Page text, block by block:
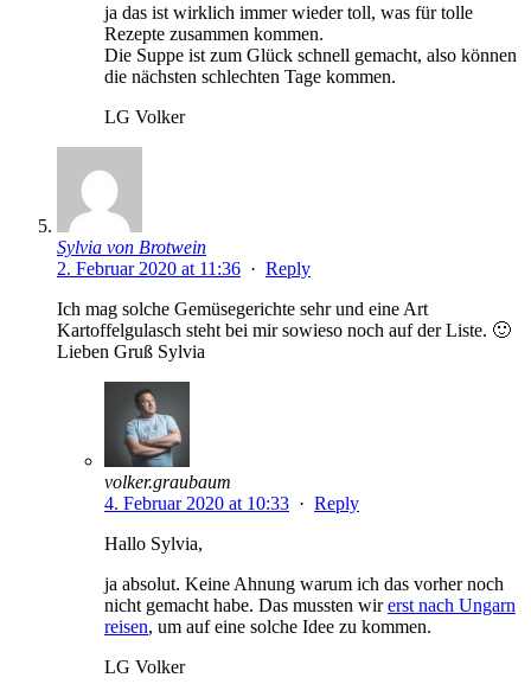
ja das ist wirklich immer wieder toll, was für tolle
Rezepte zusammen kommen.
Die Suppe ist zum Glück schnell gemacht, also können
die nächsten schlechten Tage kommen.
LG Volker
Sylvia von Brotwein
2. Februar 2020 at 11:36 · Reply
Ich mag solche Gemüsegerichte sehr und eine Art
Kartoffelgulasch steht bei mir sowieso noch auf der Liste. 🙂
Lieben Gruß Sylvia
volker.graubaum
4. Februar 2020 at 10:33 · Reply
Hallo Sylvia,
ja absolut. Keine Ahnung warum ich das vorher noch
nicht gemacht habe. Das mussten wirerst nach Ungarn
reisen, um auf eine solche Idee zu kommen.
LG Volker